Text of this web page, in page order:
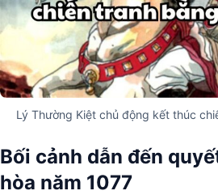
Lý Thường Kiệt chủ động kết thúc
Bối cảnh dẫn đến
hòa năm 1077